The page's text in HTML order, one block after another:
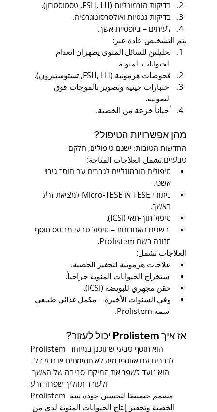
בדיקות הורמונליות (FSH, LH, טסטוסטרון).
בדיקות גנטיות ואולטרסונוגרפיה.
לעיתים – ביופסיית אשך.
يتم التشخيص عادة عبر:
تحليلين للسائل المنوي يظهران انعدام
الحيوانات المنوية.
فحوصات هرمونية (FSH, LH, تستوستيرون).
اختبارات جينية وتصوير بالموجات فوق
الصوتية.
أحياناً خزعة من الخصية.
מהן אפשרויות הטיפול?
החדשות הטובות: ישנם טיפולים, חלקם
טבעיים.تشمل العلاجات المتاحة:
טיפולים הורמונליים לגברים עם חוסר גירוי
אשכי.
ניתוחי TESE או Micro-TESE למציאת זרע
באשך.
טיפול תוך-תאי (ICSI).
ובשנים האחרונות – טיפול טבעי מבוסס תוסף
תזונה בשם Prolistem.
العلاجات تشمل:
علاجات هرمونية لتحفيز الخصية.
استخراج الحيوانات المنوية جراحياً.
حقن مجهري للبويضة (ICSI).
وفي السنوات الأخيرة – مكمل غذائي طبيعي
اسمه Prolistem.
אז איך Prolistem יכול לעזור?
Prolistem הוא תוסף טבעי שתוכנן במיוחד
לגברים עם אזוספרמיה לא חסימתית או זרע דל.
הוא נועד לשפר את המיקרו-סביבה של האשך
ולעודד תהליך שפרור זרע.
Prolistem مصمم خصيصًا لتحسين جودة بيئة
الخصية وتحفيز إنتاج الحيوانات المنوية لدى من